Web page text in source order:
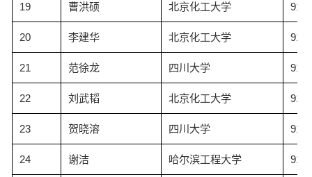
19 曹洪硕 北京化工大学
20 李建华 北京化工大学
21 范徐龙 四川大学
22 刘武韬 北京化工大学
23 贺晓溶 四川大学
24 谢洁 哈尔滨工程大学